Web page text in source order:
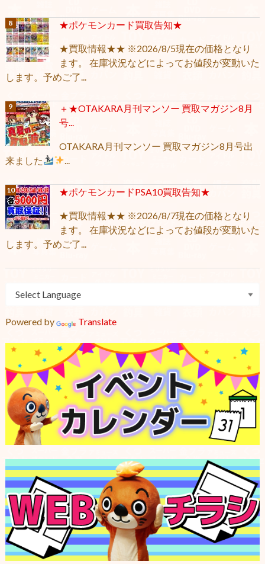
★ポケモンカード買取告知★
★買取情報★★ ※2026/8/5現在の価格となり
ます。 在庫状況などによってお値段が変動いた
します。予めご了...
＋★OTAKARA月刊マンソー 買取マガジン8月
号...
OTAKARA月刊マンソー 買取マガジン8月号出
来ました
★ポケモンカードPSA10買取告知★
★買取情報★★ ※2026/8/7現在の価格となり
ます。 在庫状況などによってお値段が変動いた
します。予めご了...
Powered by Translate